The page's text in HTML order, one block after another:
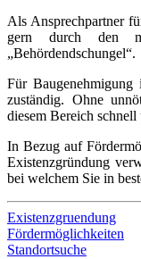
Als Ansprechpartner
gern durch den
„Behördendschungel“.
Für
zuständig. Ohne
diesem Bereich
In Bezug auf
Existenzgründung
bei welchem Sie in
Existenzgruendung
Fördermöglichkeiten
Standortsuche